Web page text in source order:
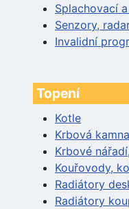
Splachovací
Senzory,
Invalidní
Topení
Kotle
Krbová
Krbové
Kouřovody,
Radiátory
Radiátory